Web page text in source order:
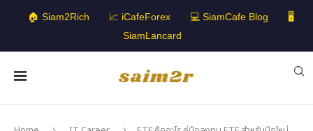
🏠 Siam2Rich 📈 iCafeForex 💻 SiamCafe Blog
🖥️
SiamLancard